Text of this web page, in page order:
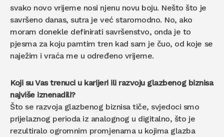
svako novo vrijeme nosi njenu novu boju. Nešto što je
savršeno danas, sutra je već staromodno. No, ako
moram donekle definirati savršenstvo, onda je to
pjesma za koju pamtim tren kad sam je čuo, od koje se
naježim i vraća me u određeno vrijeme.
Koji su Vas trenuci u karijeri ili razvoju glazbenog biznisa
najviše iznenadili?
Što se razvoja glazbenog biznisa tiče, svjedoci smo
prijelaznog perioda iz analognog u digitalno, što je
rezultiralo ogromnim promjenama u kojima glazba